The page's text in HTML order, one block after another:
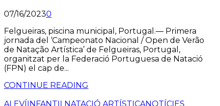
07/16/20230
Felgueiras, piscina municipal, Portugal.— Primera
jornada del ‘Campeonato Nacional / Open de Verão
de Natação Artística’ de Felgueiras, Portugal,
organitzat per la Federació Portuguesa de Natació
(FPN) el cap de...
CONTINUE READING
ALEVÍINFANTIL NATACIÓ ARTÍSTICANOTÍCIES